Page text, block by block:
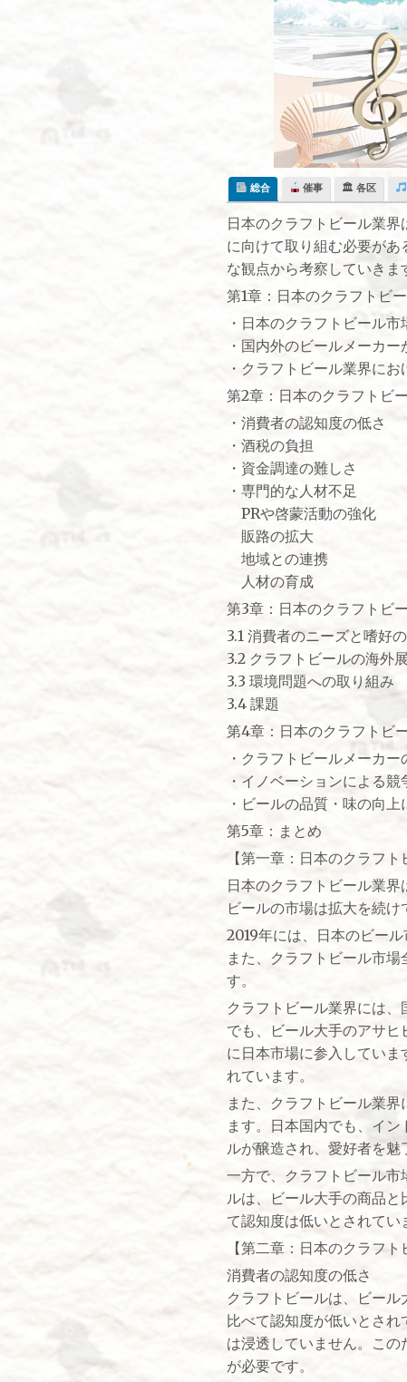
総合 催事 🏛 各区
日本のクラフトビール業
に向けて取り組む必要が
な観点から考察していきま
第1章：日本のクラフトビ
・日本のクラフトビール
・国内外のビールメーカ
・クラフトビール業界に
第2章：日本のクラフトビ
・消費者の認知度の低さ
・酒税の負担
・資金調達の難しさ
・専門的な人材不足
PRや啓蒙活動の強化
販路の拡大
地域との連携
人材の育成
第3章：日本のクラフトビ
3.1 消費者のニーズと嗜好
3.2 クラフトビールの海外
3.3 環境問題への取り組み
3.4 課題
第4章：日本のクラフトビ
・クラフトビールメーカ
・イノベーションによる
・ビールの品質・味の向
第5章：まとめ
【第一章：日本のクラフト
日本のクラフトビール業
ビールの市場は拡大を続
2019年には、日本のビー
また、クラフトビール市
す。
クラフトビール業界には
でも、ビール大手のアサ
に日本市場に参入してい
れています。
また、クラフトビール業
ます。日本国内でも、イ
ルが醸造され、愛好者を魅
一方で、クラフトビール
ルは、ビール大手の商品
て認知度は低いとされてい
【第二章：日本のクラフ
消費者の認知度の低さ
クラフトビールは、ビー
比べて認知度が低いとさ
は浸透していません。こ
が必要です。